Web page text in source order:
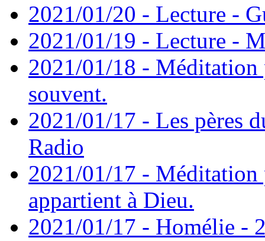
2021/01/20 - Lecture -
2021/01/19 - Lecture -
2021/01/18 - Méditation
souvent.
2021/01/17 - Les pères
Radio
2021/01/17 - Méditation
appartient à Dieu.
2021/01/17 - Homélie -